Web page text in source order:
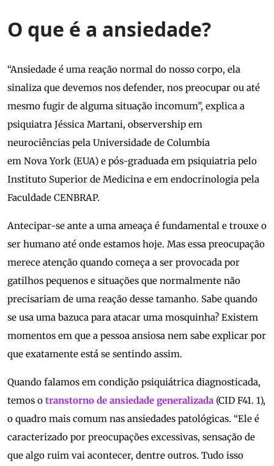
O que é a ansiedade?
“Ansiedade é uma reação normal do nosso corpo, ela
sinaliza que devemos nos defender, nos preocupar ou até
mesmo fugir de alguma situação incomum”, explica a
psiquiatra Jéssica Martani, observership em
neurociências pela Universidade de Columbia
em Nova York (EUA) e pós-graduada em psiquiatria pelo
Instituto Superior de Medicina e em endocrinologia pela
Faculdade CENBRAP.
Antecipar-se ante a uma ameaça é fundamental e trouxe o
ser humano até onde estamos hoje. Mas essa preocupação
merece atenção quando começa a ser provocada por
gatilhos pequenos e situações que normalmente não
precisariam de uma reação desse tamanho. Sabe quando
se usa uma bazuca para atacar uma mosquinha? Existem
momentos em que a pessoa ansiosa nem sabe explicar por
que exatamente está se sentindo assim.
Quando falamos em condição psiquiátrica diagnosticada,
temos o transtorno de ansiedade generalizada (CID F41. 1),
o quadro mais comum nas ansiedades patológicas. “Ele é
caracterizado por preocupações excessivas, sensação de
que algo ruim vai acontecer, dentre outros. Tudo isso